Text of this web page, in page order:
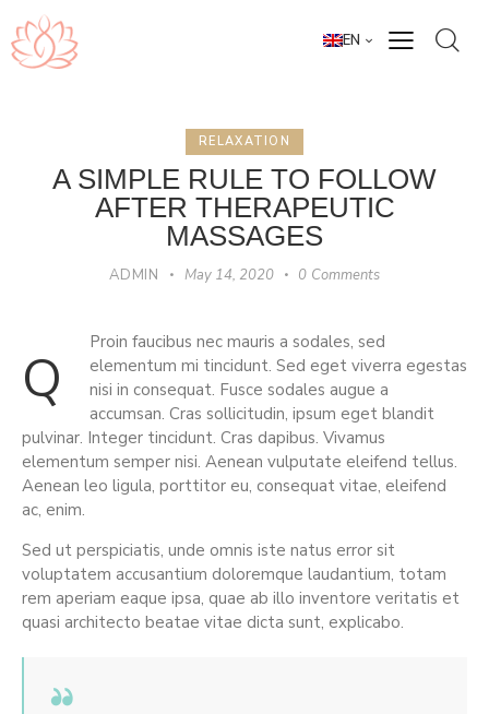
EN
RELAXATION
A SIMPLE RULE TO FOLLOW
AFTER THERAPEUTIC
MASSAGES
ADMIN May 14, 2020 0 Comments
q
Proin faucibus nec mauris a sodales, sed
elementum mi tincidunt. Sed eget viverra egestas
nisi in consequat. Fusce sodales augue a
accumsan. Cras sollicitudin, ipsum eget blandit
pulvinar. Integer tincidunt. Cras dapibus. Vivamus
elementum semper nisi. Aenean vulputate eleifend tellus.
Aenean leo ligula, porttitor eu, consequat vitae, eleifend
ac, enim.
Sed ut perspiciatis, unde omnis iste natus error sit
voluptatem accusantium doloremque laudantium, totam
rem aperiam eaque ipsa, quae ab illo inventore veritatis et
quasi architecto beatae vitae dicta sunt, explicabo.